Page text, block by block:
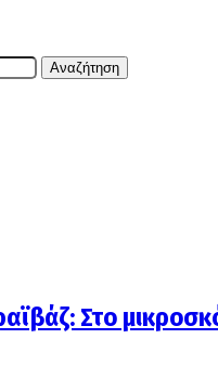
Αναζήτηση
Στο